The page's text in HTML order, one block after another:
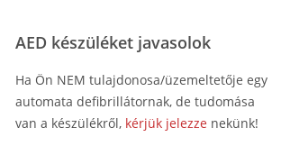
AED készüléket javasolok
Ha Ön NEM tulajdonosa/üzemeltetője egy
automata defibrillátornak, de tudomása
van a készülékről, kérjük jelezze nekünk!